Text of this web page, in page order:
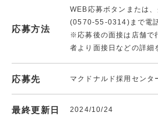
応募方法
WEB応募ボタンまたは
(0570-55-0314)まで電
※応募後の面接は店舗で
者より面接日などの詳細
応募先 マクドナルド採用センタ
最終更新日 2024/10/24